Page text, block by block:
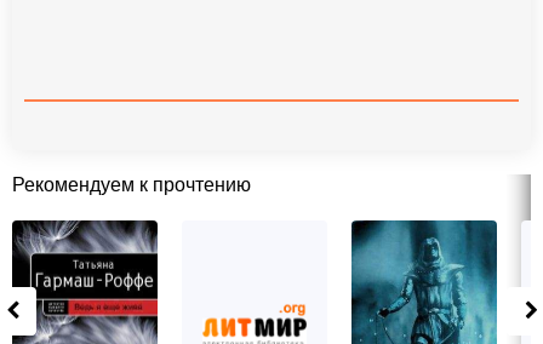
Рекомендуем к прочтению